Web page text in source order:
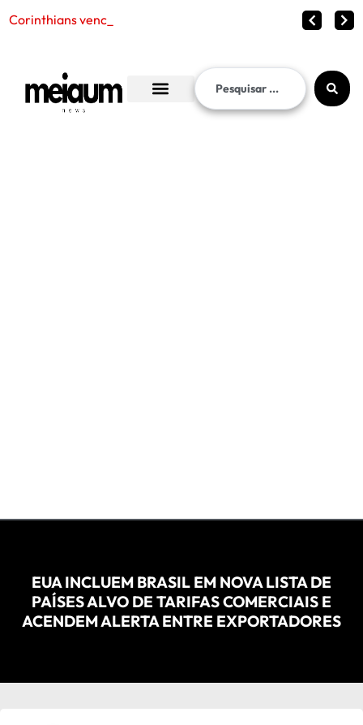
Corinthians vence o Internacional por 2
EUA INCLUEM BRASIL EM NOVA LISTA DE
PAÍSES ALVO DE TARIFAS COMERCIAIS E
ACENDEM ALERTA ENTRE EXPORTADORES